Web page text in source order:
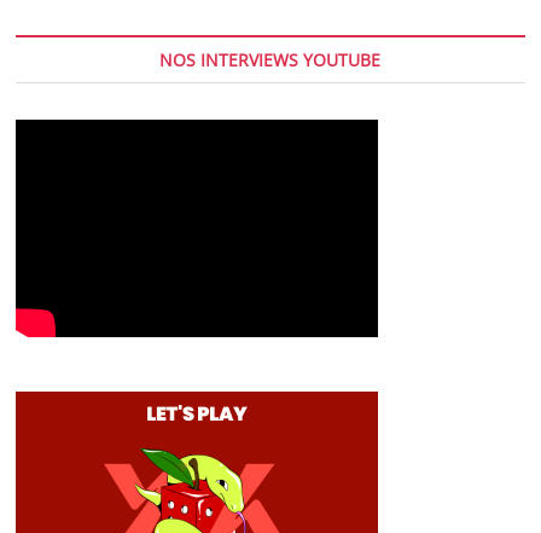
NOS INTERVIEWS YOUTUBE